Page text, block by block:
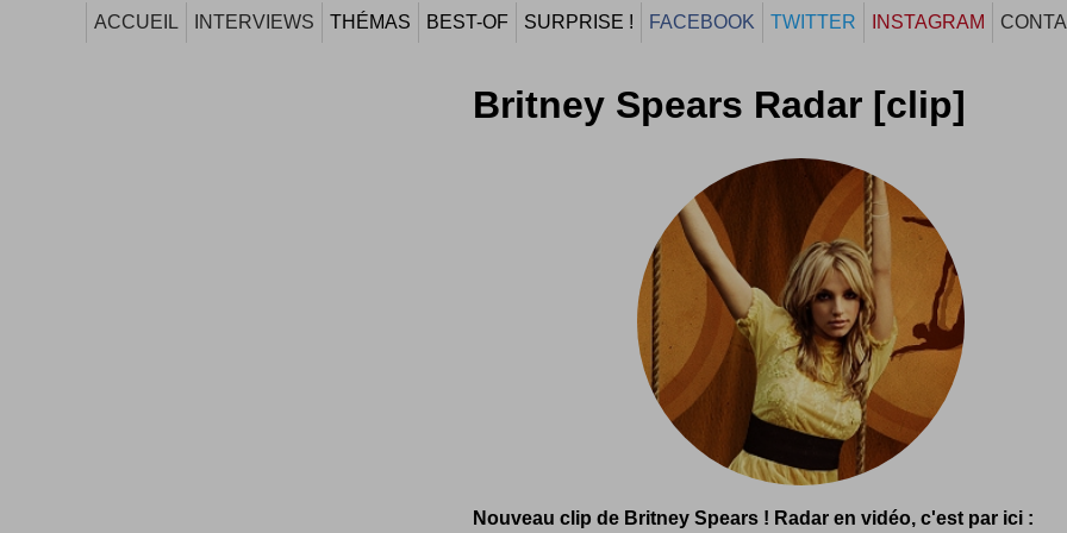
ACCUEIL INTERVIEWS THÉMAS BEST-OF SURPRISE ! FACEBOOK TWITTER INSTAGRAM
Britney Spears Radar [clip]
Nouveau clip de Britney Spears ! Radar en vidéo, c'est par ici :